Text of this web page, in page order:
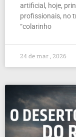
artificial, hoje,
profissionais, no
“colarinho
24 de mar , 2026